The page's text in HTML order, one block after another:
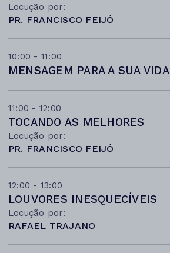
Locução por:
PR. FRANCISCO FEIJÓ
10:00 - 11:00
MENSAGEM PARA A SUA VIDA
11:00 - 12:00
TOCANDO AS MELHORES
Locução por:
PR. FRANCISCO FEIJÓ
12:00 - 13:00
LOUVORES INESQUECÍVEIS
Locução por:
RAFAEL TRAJANO